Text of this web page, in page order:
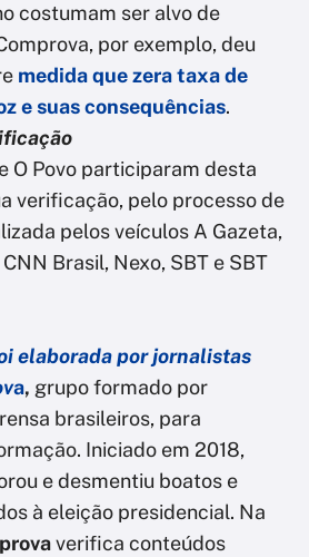
costumam ser alvo de
por exemplo, deu
medida que zera taxa de
e suas consequências.
O Povo participaram desta
verificação, pelo processo de
pelos veículos A Gazeta,
Brasil, Nexo, SBT e SBT
elaborada por jornalistas
a, grupo formado por
brasileiros, para
Iniciado em 2018,
e desmentiu boatos e
à eleição presidencial. Na
verifica conteúdos